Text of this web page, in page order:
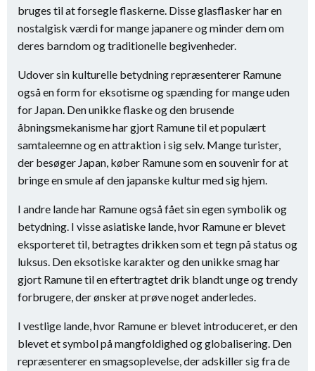
bruges til at forsegle flaskerne. Disse glasflasker har en
nostalgisk værdi for mange japanere og minder dem om
deres barndom og traditionelle begivenheder.
Udover sin kulturelle betydning repræsenterer Ramune
også en form for eksotisme og spænding for mange uden
for Japan. Den unikke flaske og den brusende
åbningsmekanisme har gjort Ramune til et populært
samtaleemne og en attraktion i sig selv. Mange turister,
der besøger Japan, køber Ramune som en souvenir for at
bringe en smule af den japanske kultur med sig hjem.
I andre lande har Ramune også fået sin egen symbolik og
betydning. I visse asiatiske lande, hvor Ramune er blevet
eksporteret til, betragtes drikken som et tegn på status og
luksus. Den eksotiske karakter og den unikke smag har
gjort Ramune til en eftertragtet drik blandt unge og trendy
forbrugere, der ønsker at prøve noget anderledes.
I vestlige lande, hvor Ramune er blevet introduceret, er den
blevet et symbol på mangfoldighed og globalisering. Den
repræsenterer en smagsoplevelse, der adskiller sig fra de